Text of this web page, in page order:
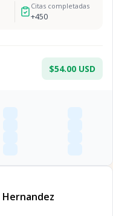
Citas completadas
+450
$54.00 USD
Hernandez